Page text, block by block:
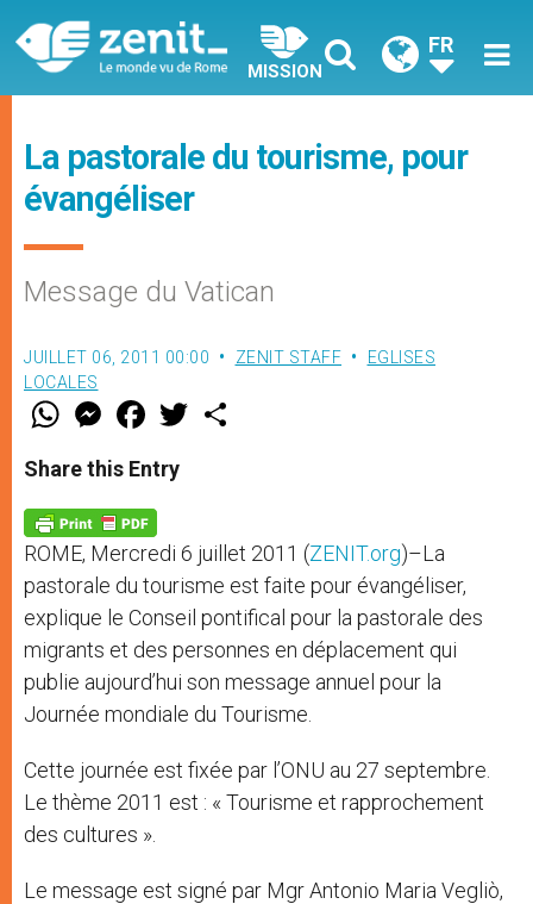
MISSION
FR
La pastorale du tourisme, pour
évangéliser
Message du Vatican
JUILLET 06, 2011 00:00 ZENIT STAFF
EGLISES
LOCALES
W
t
s
p
p
M
e
s
e
g
e
r
F
a
e
b
o
k
w
Share this Entry
ROME, Mercredi 6 juillet 2011 (ZENIT.org)–La
pastorale du tourisme est faite pour évangéliser,
explique le Conseil pontifical pour la pastorale des
migrants et des personnes en déplacement qui
publie aujourd’hui son message annuel pour la
Journée mondiale du Tourisme.
Cette journée est fixée par l’ONU au 27 septembre.
Le thème 2011 est : « Tourisme et rapprochement
des cultures ».
Le message est signé par Mgr Antonio Maria Vegliò,